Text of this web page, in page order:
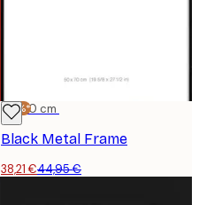
-15%*
50x70 cm
Black Metal Frame
38,21 €44,95 €